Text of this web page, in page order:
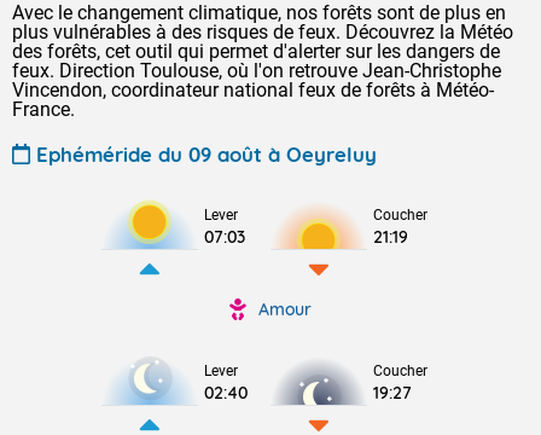
Avec le changement climatique, nos forêts sont de plus en
plus vulnérables à des risques de feux. Découvrez la Météo
des forêts, cet outil qui permet d'alerter sur les dangers de
feux. Direction Toulouse, où l'on retrouve Jean-Christophe
Vincendon, coordinateur national feux de forêts à Météo-
France.
Ephéméride du 09 août à Oeyreluy
Lever
07:03
Coucher
21:19
Amour
Lever
02:40
Coucher
19:27